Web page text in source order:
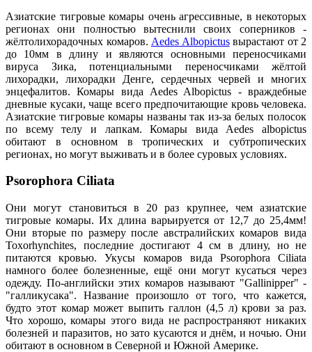
Азиатские тигровые комары очень агрессивные, в некоторых
регионах они полностью вытеснили своих соперников -
жёлтолихорадочных комаров. Aedes Albopictusвырастают от 2
до 10мм в длину и являются основными переносчиками
вируса Зика, потенциальными переносчиками жёлтой
лихорадки, лихорадки Денге, сердечных червей и многих
энцефалитов. Комары вида Aedes Albopictus - враждебные
дневные кусаки, чаще всего предпочитающие кровь человека.
Азиатские тигровые комары названы так из-за белых полосок
по всему телу и лапкам. Комары вида Aedes albopictus
обитают в основном в тропических и субтропических
регионах, но могут выживать и в более суровых условиях.
Psorophora Ciliata
Они могут становиться в 20 раз крупнее, чем азиатские
тигровые комары. Их длина варьируется от 12,7 до 25,4мм!
Они вторые по размеру после австралийских комаров вида
Toxorhynchites, последние достигают 4 см в длину, но не
питаются кровью. Укусы комаров вида Psorophora Ciliata
намного более болезненные, ещё они могут кусаться через
одежду. По-английски этих комаров называют "Gallinipper" -
"галликусака". Название произошло от того, что кажется,
будто этот комар может выпить галлон (4,5 л) крови за раз.
Что хорошо, комары этого вида не распространяют никаких
болезней и паразитов, но зато кусаются и днём, и ночью. Они
обитают в основном в Северной и Южной Америке.